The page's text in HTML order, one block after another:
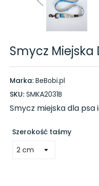
Smycz Miejska
Marka: BeBobi.pl
SKU: SMKA2031B
Smycz miejska dla
Szerokość taśmy